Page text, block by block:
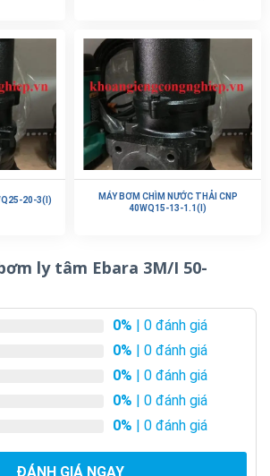
20-3(I)
MÁY BƠM CHÌM NƯỚC THẢI CNP
40WQ15-13-1.1(I)
ly tâm Ebara 3M/I 50-
0% | 0 đánh giá
0% | 0 đánh giá
0% | 0 đánh giá
0% | 0 đánh giá
0% | 0 đánh giá
ĐÁNH GIÁ NGAY